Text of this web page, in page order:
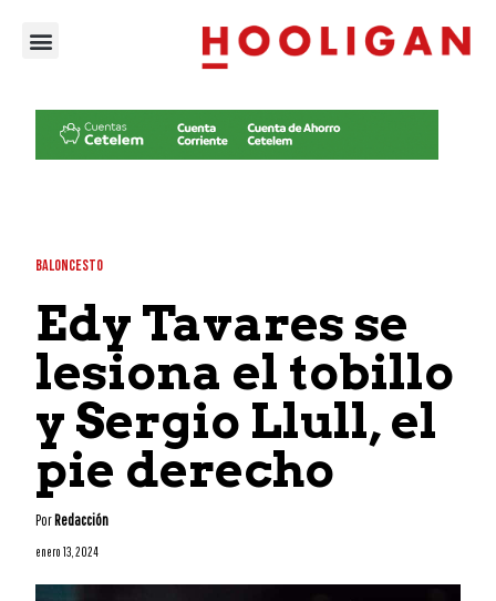
BALONCESTO
Edy Tavares se
lesiona el tobillo
y Sergio Llull, el
pie derecho
PorRedacción
enero 13, 2024